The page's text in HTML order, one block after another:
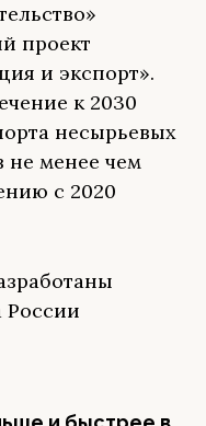
проект
и экспорт».
к 2030
несырьевых
не менее чем
с 2020
России